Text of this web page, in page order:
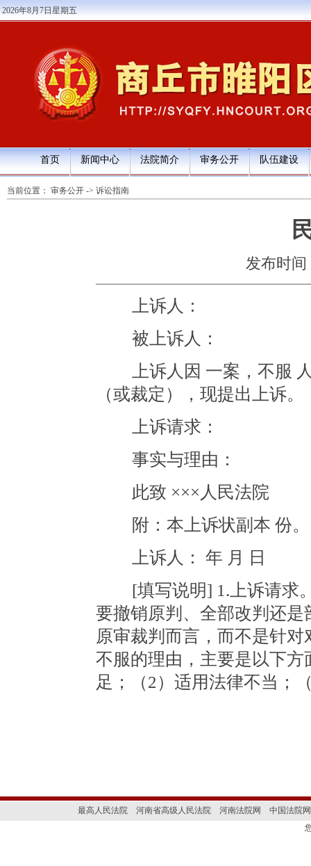
2026年8月7日星期五
首页 新闻中心 法院简介 审务公开 队伍建设
当前位置： 审务公开 -> 诉讼指南
发布时间
上诉人：
被上诉人：
上诉人因 一案，不服 人
（或裁定），现提出上诉。
上诉请求：
事实与理由：
此致 ×××人民法院
附：本上诉状副本 份。
上诉人： 年 月 日
[填写说明] 1.上诉请求。
要撤销原判、全部改判还
原审裁判而言，而不是针
不服的理由，主要是以下
足；（2）适用法律不当；
最高人民法院 河南省高级人民法院 河南法院网
中国法院网